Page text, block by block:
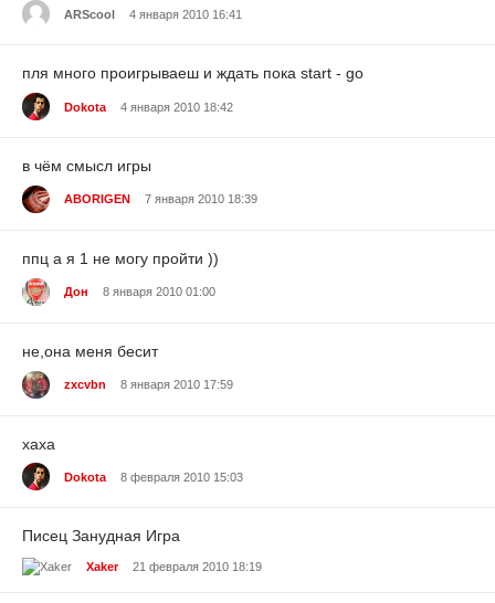
ARScool 4 января 2010 16:41
пля много проигрываеш и ждать пока start - go
Dokota 4 января 2010 18:42
в чём смысл игры
ABORIGEN 7 января 2010 18:39
ппц а я 1 не могу пройти ))
Дон 8 января 2010 01:00
не,она меня бесит
zxcvbn 8 января 2010 17:59
хаха
Dokota 8 февраля 2010 15:03
Писец Занудная Игра
Xaker 21 февраля 2010 18:19